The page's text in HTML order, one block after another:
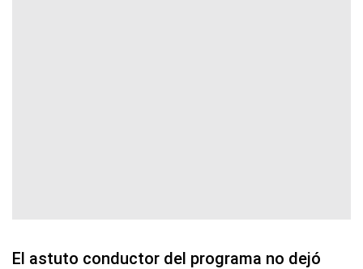
El astuto conductor del programa no dejó